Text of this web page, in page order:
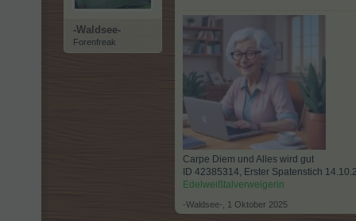
-Waldsee-
Forenfreak
Carpe Diem und Alles wird gut
ID 42385314, Erster Spatenstich
Edelweißtalverweigerin
-Waldsee- 1 Oktober 2025